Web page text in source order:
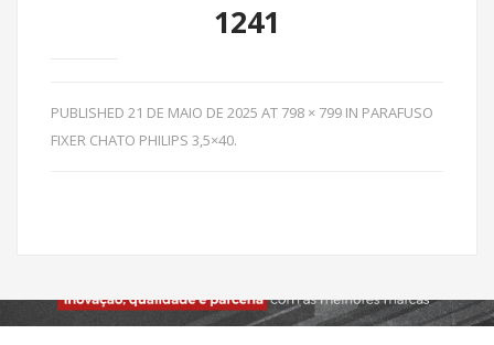
1241
PUBLISHED 21 DE MAIO DE 2025 AT 798 × 799 IN PARAFUSO
FIXER CHATO PHILIPS 3,5×40.